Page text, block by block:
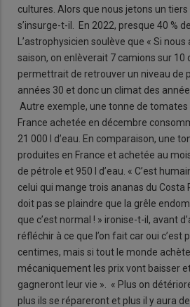
cultures. Alors que nous jetons un
s’insurge-t-il. En 2022, presque 40 %
L’astrophysicien soulève que « Si
saison, on enlèverait 7 camions sur 10
permettrait de retrouver un niveau de
années 30 et donc un climat des
Autre exemple, une tonne de
France achetée en décembre
21 000 l d’eau. En comparaison, une
produites en France et achetée au
de pétrole et 950 l d’eau. « C’est
celui qui mange trois ananas du Costa
doit pas se plaindre que la grêle
que c’est normal ! » ironise-t-il, avant
réfléchir à ce que l’on fait car oui c’est
centimes, mais si tout le monde
mécaniquement les prix vont baisser
gagneront leur vie ». « Plus on
plus ils se répareront et plus il y aura